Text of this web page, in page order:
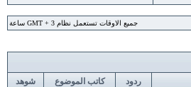
جميع الاوقات تستعمل نظام GMT + 3 ساعة
ردود كاتب الموضوع شوهد